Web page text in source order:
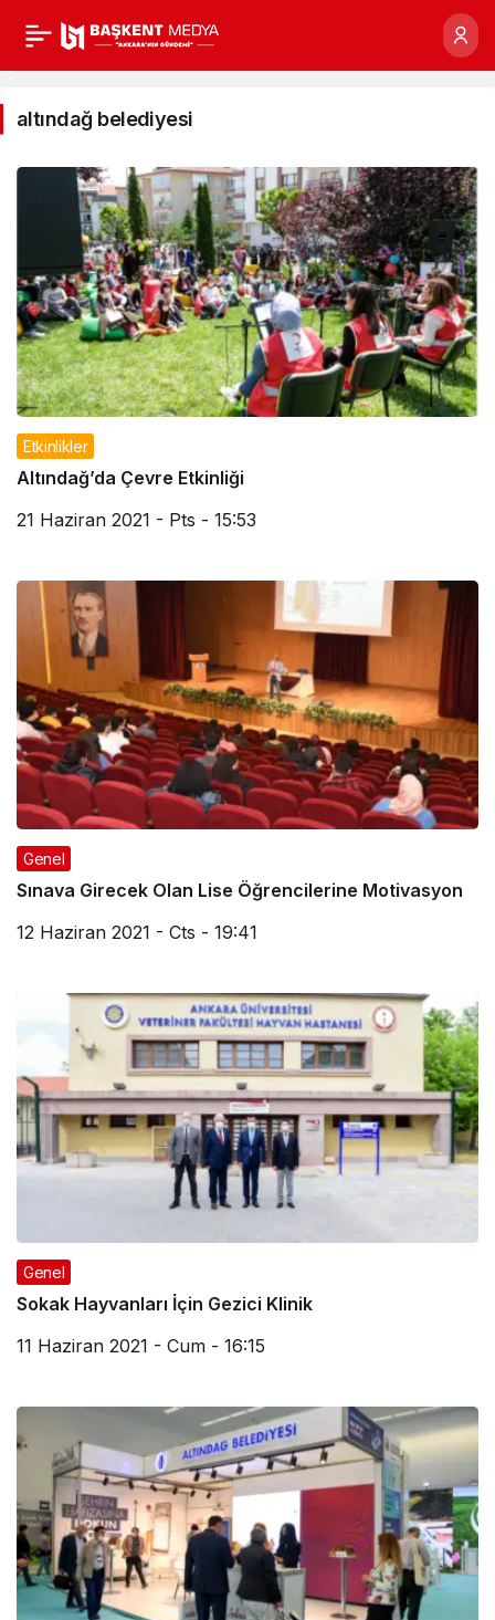
altındağ
belediyesi
Haberleri
altındağ belediyesi
Etkinlikler
Altındağ’da Çevre Etkinliği
21 Haziran 2021 - Pts - 15:53
Genel
Sınava Girecek Olan Lise Öğrencilerine Motivasyon
12 Haziran 2021 - Cts - 19:41
Genel
Sokak Hayvanları İçin Gezici Klinik
11 Haziran 2021 - Cum - 16:15